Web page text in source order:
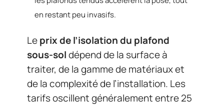
en restant peu invasifs.
Leprix de l’isolation du plafond
sous-soldépend de la surface à
traiter, de la gamme de matériaux et
de la complexité de l’installation. Les
tarifs oscillent généralement entre 25